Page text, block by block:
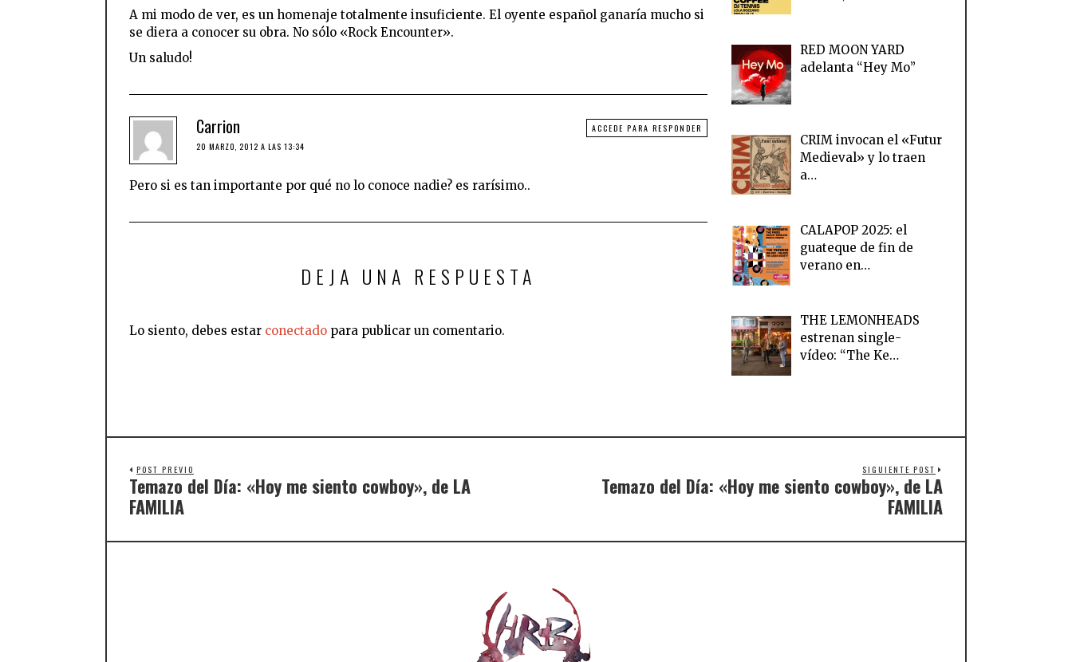
A mi modo de ver, es un homenaje totalmente insuficiente. El oyente español ganaría mucho si
se diera a conocer su obra. No sólo «Rock Encounter».
Un saludo!
Carrion
20 MARZO, 2012 A LAS 13:34
Pero si es tan importante por qué no lo conoce nadie? es rarísimo..
ACCEDE PARA RESPONDER
DEJA UNA RESPUESTA
Lo siento, debes estar conectado para publicar un comentario.
RED MOON YARD
adelanta “Hey Mo”
CRIM invocan el «Futur
Medieval» y lo traen
a…
CALAPOP 2025: el
guateque de fin de
verano en…
THE LEMONHEADS
estrenan single-
vídeo: “The Ke…
POST PREVIO
Temazo del Día: «Hoy me siento cowboy», de LA
FAMILIA
SIGUIENTE POST
Temazo del Día: «Hoy me siento cowboy», de LA
FAMILIA